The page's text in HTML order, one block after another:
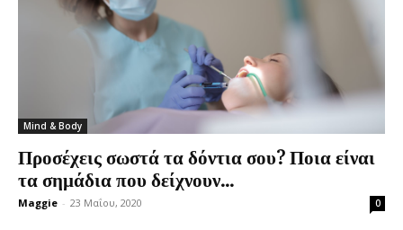
Mind & Body
Προσέχεις σωστά τα δόντια σου? Ποια είναι
τα σημάδια που δείχνουν...
Maggie - 23 Μαΐου, 2020 0